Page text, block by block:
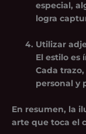
especial,
logra
Utilizar
El estilo es
Cada
personal y
En resumen, la
arte que toca el